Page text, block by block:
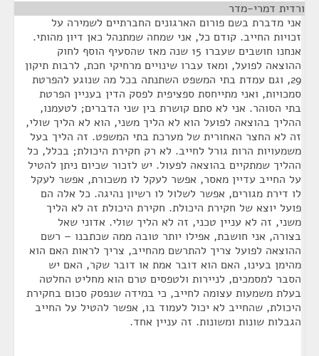
ורדית דמרי-מדר
אני מדברת בשם פורום הארגונים החברתיים לשמירה על
זכויות החייב. קודם כל, אני שמחה שמתנהל כאן דיון מהותי.
אנחנו חושבים שעברו 15 שנה מאז שהסעיף הוסף לחוק
ההוצאה לפועל, ומאז עברו שינויים מרחיקי חכת, לרבות תיקון
29, וגם עמדת בתי המשפט השתנתה בכל מה שנוגע להפרטת
סמכויות, ואני מתייחסת ספציפית לפסק הדין בעניין הפרטת
בתי הסוהר. אני לא סתם קושרת בין שני הדברים; לטעמנו,
ההליך בהוצאה לפועל הוא לא הליך משני, הוא לא הליך שולי,
זה לא החצר האחורית של מערכת בתי המשפט. זה הליך בעל
משמעויות הרות גורל לחייב. לא רק חקירת היכולת; בכלל, כל
ההליך שמתקיים בהוצאה לפעול. יש לזכור שכיום ניתן להטיל
על החייב עדיין מאסר, אפשר לעקל לו משכורת, אפשר לעקל
לו דירת מגורים, אפשר לשלול לו רשיון נהיגה. כל אלה הם
פועל יוצא של חקירת היכולת. חקירת היכולת זה לא הליך
משני, זה לא עניין טכני, זה לא הליך שולי. אדוני שאל
בצורה, אני חושבת, אפילו יותר טובה ממה שכתבנו – רשם
ההוצאה לפועל צריך להתרשם מהחייב, צריך לראות האם הוא
מהימן בעינו, האם הוא דובר אמת או דובר שקר, האם יש
הסבר למסמכים, לניירות ולטפסים טרם הוא מחליט החלטה
בעלת משמעות עצומה לחייב, כי במידה שנפסק סכום בחקירת
היכולת, שהחייב לא יכול לעמוד בו, אפשר להטיל על החייב
הגבלות שונות ומשונות. זה עניין אחד.